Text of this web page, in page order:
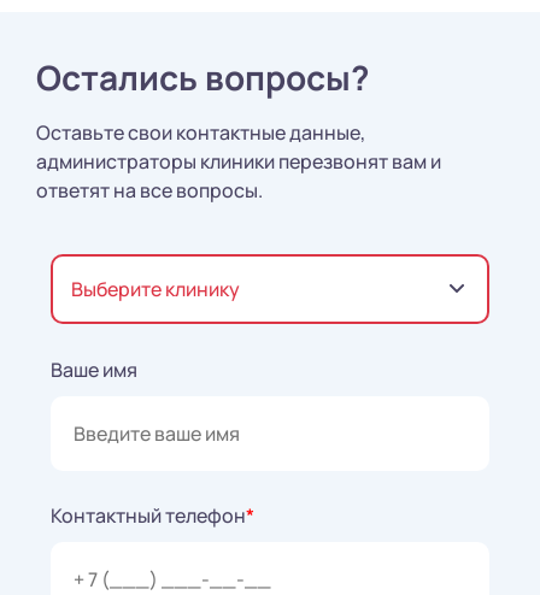
Остались вопросы?
Оставьте свои контактные данные,
администраторы клиники перезвонят вам и
ответят на все вопросы.
Выберите клинику
Ваше имя
Контактный телефон*